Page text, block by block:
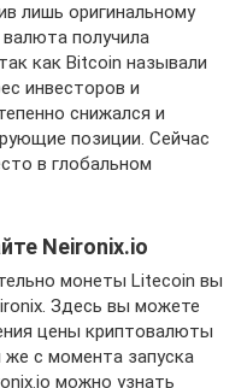
лишь оригинальному
получила
как Bitcoin называли
инвесторов и
снижался и
позиции. Сейчас
в глобальном
Neironix.io
монеты Litecoin вы
Здесь вы можете
цены криптовалюты
же с момента запуска
можно узнать